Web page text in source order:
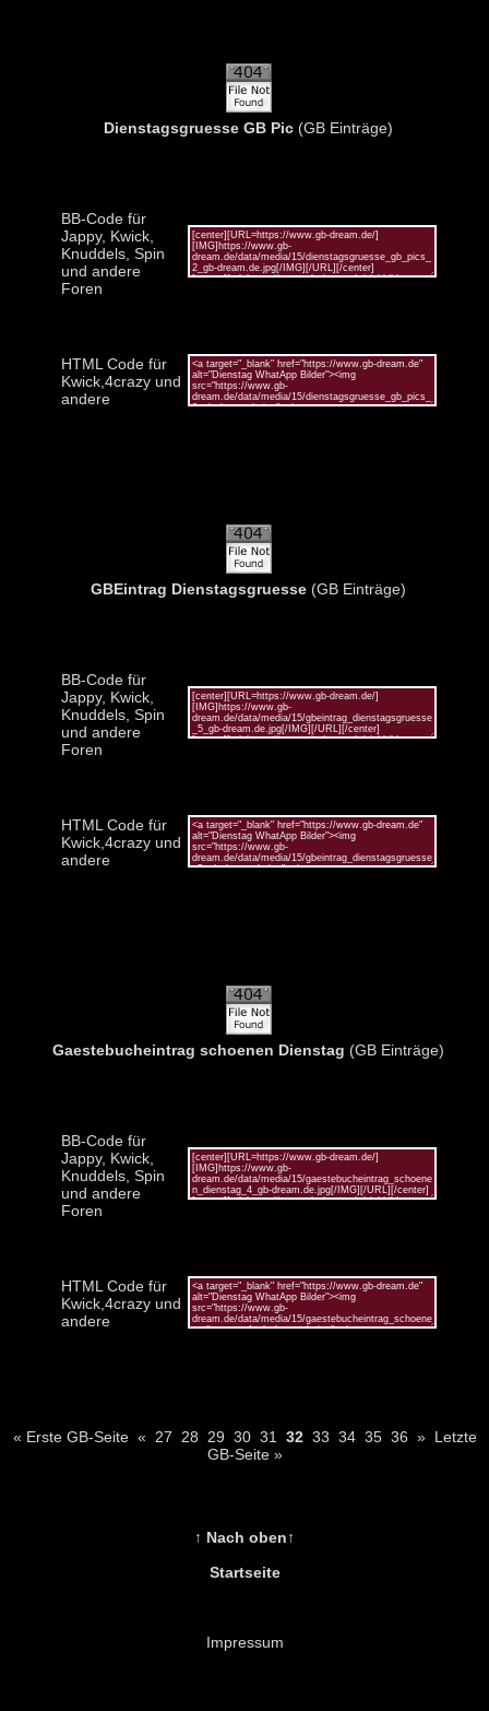
Dienstagsgruesse GB Pic (GB Einträge)
BB-Code für
Jappy, Kwick,
Knuddels, Spin
und andere
Foren
HTML Code für
Kwick,4crazy und
andere
GBEintrag Dienstagsgruesse (GB Einträge)
BB-Code für
Jappy, Kwick,
Knuddels, Spin
und andere
Foren
HTML Code für
Kwick,4crazy und
andere
Gaestebucheintrag schoenen Dienstag (GB Einträge)
BB-Code für
Jappy, Kwick,
Knuddels, Spin
und andere
Foren
HTML Code für
Kwick,4crazy und
andere
« Erste GB-Seite « 27 28 29 30 31 32 33 34 35 36 » Letzte
GB-Seite »
↑ Nach oben↑
Startseite
Impressum